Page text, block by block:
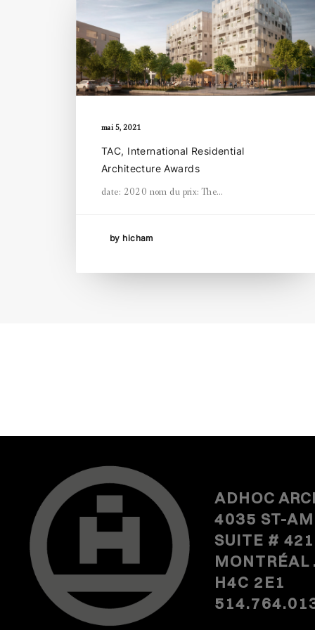
mai 5, 2021
TAC, International Residential
Architecture Awards
date: 2020 nom du prix: The…
by hicham
ADHOC
4035 ST-
SUITE # 421
MONTRÉAL
H4C 2E1